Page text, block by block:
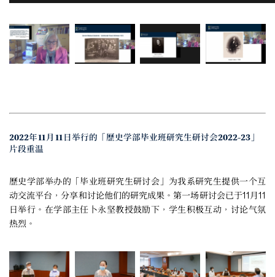
2022年11月11日举行的「歷史学部毕业班研究生研讨会2022-23」
片段重温
歷史学部举办的「毕业班研究生研讨会」为我系研究生提供一个互
动交流平台，分享和讨论他们的研究成果。第一场研讨会已于11月11
日举行。在学部主任卜永坚教授鼓励下，学生积极互动，讨论气氛
热烈。